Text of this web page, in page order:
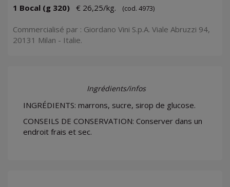
1 Bocal (g 320) € 26,25/kg. (cod. 4973)
Commercialisé par : Giordano Vini S.p.A. Viale Abruzzi 94,
20131 Milan - Italie.
Ingrédients/infos
INGRÉDIENTS: marrons, sucre, sirop de glucose.
CONSEILS DE CONSERVATION: Conserver dans un
endroit frais et sec.